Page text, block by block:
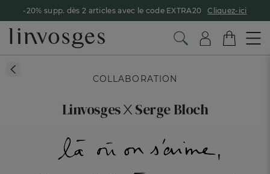
-20% supp. dès 2 articles avec le code EXTRA20 Cliquez-ici
COLLABORATION
LinvosgesxSerge Bloch